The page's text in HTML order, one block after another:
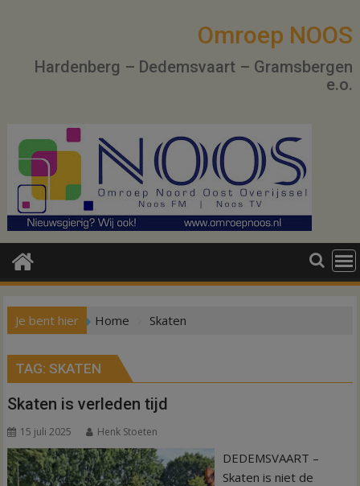
Omroep NOOS
Hardenberg – Dedemsvaart – Gramsbergen
e.o.
Je bent hier Home Skaten
TAG:SKATEN
Skaten is verleden tijd
15 juli 2025 Henk Stoeten
DEDEMSVAART –
Skaten is niet de